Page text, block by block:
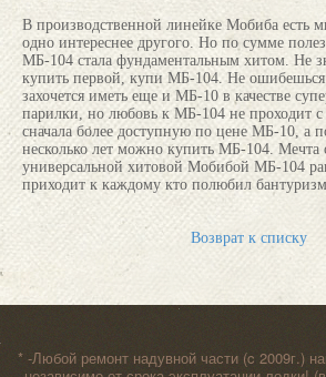
В производственной линейке Мобиба есть
одно интереснее другого. Но по сумме
МБ-104 стала фундаментальным хитом. Не
купить первой, купи МБ-104. Не
захочется иметь еще и МБ-10 в качестве
парилки, но любовь к МБ-104 не проходит
сначала более доступную по цене МБ-10, а
несколько лет можно купить МБ-104. Мечта
универсальной хитовой Мобибой МБ-104
приходит к каждому кто полюбил
Возврат к списку
* -Любой ремонт надувной части (c 2009г.)